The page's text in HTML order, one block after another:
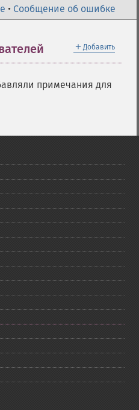
• Сообщение об ошибке
＋ Добавить
примечания для